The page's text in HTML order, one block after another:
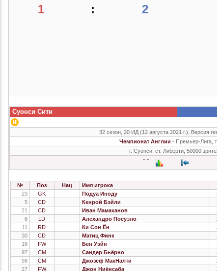
1 : 2
Суонси Сити
32 сезон, 20 ИД (12 августа 2021 г.), Версия
Чемпионат Англии - Премьер-Лига,
г. Суонси, ст. Либерти, 50000
№ Поз Нац Имя игрока
23
GK Подуа Иноду
5
CD Кенрой Бэйли
21
CD Иван Мамаханов
6
LD Алехандро Посуэло
11
RD Ки Сон Ён
30
CD Матиц Финк
18
FW Бен Уэйн
97
CM Сандер Бьёрно
98
CM Джозеф МакНалти
27
FW Джон Ниёнсаба